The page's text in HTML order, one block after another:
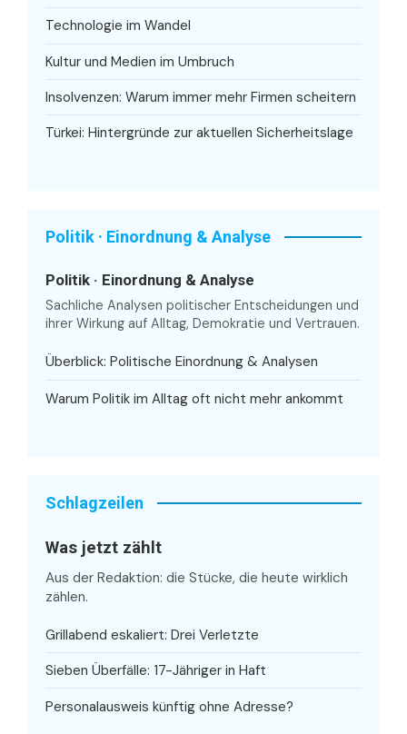
Technologie im Wandel
Kultur und Medien im Umbruch
Insolvenzen: Warum immer mehr Firmen scheitern
Türkei: Hintergründe zur aktuellen Sicherheitslage
Politik · Einordnung & Analyse
Politik · Einordnung & Analyse
Sachliche Analysen politischer Entscheidungen und
ihrer Wirkung auf Alltag, Demokratie und Vertrauen.
Überblick: Politische Einordnung & Analysen
Warum Politik im Alltag oft nicht mehr ankommt
Schlagzeilen
Was jetzt zählt
Aus der Redaktion: die Stücke, die heute wirklich
zählen.
Grillabend eskaliert: Drei Verletzte
Sieben Überfälle: 17-Jähriger in Haft
Personalausweis künftig ohne Adresse?